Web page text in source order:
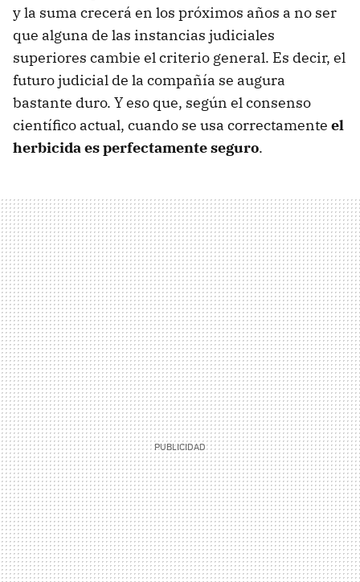
y la suma crecerá en los próximos años a no ser
que alguna de las instancias judiciales
superiores cambie el criterio general. Es decir, el
futuro judicial de la compañía se augura
bastante duro. Y eso que, según el consenso
científico actual, cuando se usa correctamente el
herbicida es perfectamente seguro.